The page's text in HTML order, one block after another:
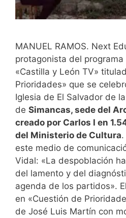
MANUEL RAMOS. Next
protagonista del
«Castilla y León TV»
Prioridades» que se
Iglesia de El Salvador de
de Simancas, sede del
creado por Carlos I en
del Ministerio de Cultura
este medio de
Vidal: «La despoblación
del lamento y del
agenda de los partidos».
en «Cuestión de
de José Luis Martín con